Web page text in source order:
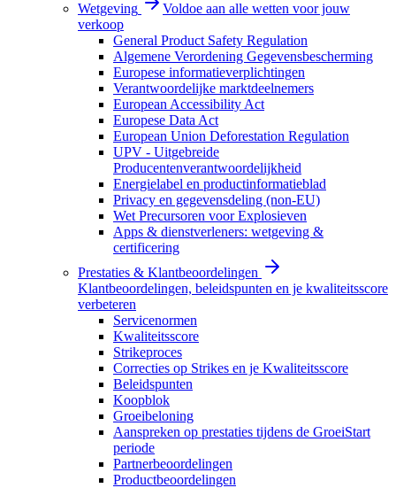
Wetgeving
Voldoe aan alle wetten voor jouw
verkoop
General Product Safety Regulation
Algemene Verordening Gegevensbescherming
Europese informatieverplichtingen
Verantwoordelijke marktdeelnemers
European Accessibility Act
Europese Data Act
European Union Deforestation Regulation
UPV - Uitgebreide
Producentenverantwoordelijkheid
Energielabel en productinformatieblad
Privacy en gegevensdeling (non-EU)
Wet Precursoren voor Explosieven
Apps & dienstverleners: wetgeving &
certificering
Prestaties & Klantbeoordelingen
Klantbeoordelingen, beleidspunten en je kwaliteitsscore
verbeteren
Servicenormen
Kwaliteitsscore
Strikeproces
Correcties op Strikes en je Kwaliteitsscore
Beleidspunten
Koopblok
Groeibeloning
Aanspreken op prestaties tijdens de GroeiStart
periode
Partnerbeoordelingen
Productbeoordelingen